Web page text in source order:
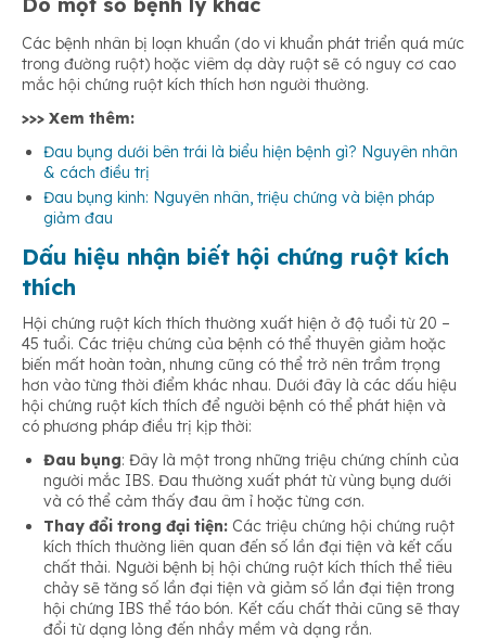
Do một số bệnh lý khác
Các bệnh nhân bị loạn khuẩn (do vi khuẩn phát triển quá mức
trong đường ruột) hoặc viêm dạ dày ruột sẽ có nguy cơ cao
mắc hội chứng ruột kích thích hơn người thường.
>>> Xem thêm:
Đau bụng dưới bên trái là biểu hiện bệnh gì? Nguyên nhân
& cách điều trị
Đau bụng kinh: Nguyên nhân, triệu chứng và biện pháp
giảm đau
Dấu hiệu nhận biết hội chứng ruột kích
thích
Hội chứng ruột kích thích thường xuất hiện ở độ tuổi từ 20 –
45 tuổi. Các triệu chứng của bệnh có thể thuyên giảm hoặc
biến mất hoàn toàn, nhưng cũng có thể trở nên trầm trọng
hơn vào từng thời điểm khác nhau. Dưới đây là các dấu hiệu
hội chứng ruột kích thích để người bệnh có thể phát hiện và
có phương pháp điều trị kịp thời:
Đau bụng: Đây là một trong những triệu chứng chính của
người mắc IBS. Đau thường xuất phát từ vùng bụng dưới
và có thể cảm thấy đau âm ỉ hoặc từng cơn.
Thay đổi trong đại tiện: Các triệu chứng hội chứng ruột
kích thích thường liên quan đến số lần đại tiện và kết cấu
chất thải. Người bệnh bị hội chứng ruột kích thích thể tiêu
chảy sẽ tăng số lần đại tiện và giảm số lần đại tiện trong
hội chứng IBS thể táo bón. Kết cấu chất thải cũng sẽ thay
đổi từ dạng lỏng đến nhầy mềm và dạng rắn.